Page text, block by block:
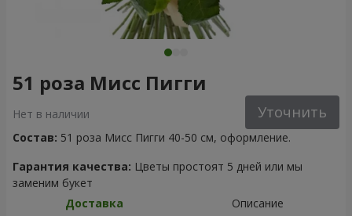
51 роза Мисс Пигги
Нет в наличии Уточнить
Состав: 51 роза Мисс Пигги 40-50 см, оформление.
Гарантия качества: Цветы простоят 5 дней или мы
заменим букет
Доставка
Описание